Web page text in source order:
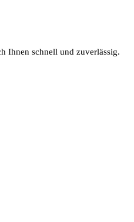
Ihnen schnell und zuverlässig.